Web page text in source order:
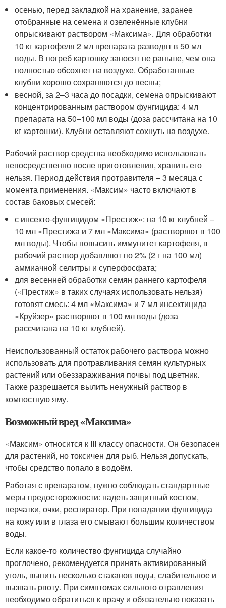
осенью, перед закладкой на хранение, заранее
отобранные на семена и озеленённые клубни
опрыскивают раствором «Максима». Для обработки
10 кг картофеля 2 мл препарата разводят в 50 мл
воды. В погреб картошку заносят не раньше, чем она
полностью обсохнет на воздухе. Обработанные
клубни хорошо сохраняются до весны;
весной, за 2–3 часа до посадки, семена опрыскивают
концентрированным раствором фунгицида: 4 мл
препарата на 50–100 мл воды (доза рассчитана на 10
кг картошки). Клубни оставляют сохнуть на воздухе.
Рабочий раствор средства необходимо использовать
непосредственно после приготовления, хранить его
нельзя. Период действия протравителя – 3 месяца с
момента применения. «Максим» часто включают в
состав баковых смесей:
с инсекто-фунгицидом «Престиж»: на 10 кг клубней –
10 мл «Престижа и 7 мл «Максима» (растворяют в 100
мл воды). Чтобы повысить иммунитет картофеля, в
рабочий раствор добавляют по 2% (2 г на 100 мл)
аммиачной селитры и суперфосфата;
для весенней обработки семян раннего картофеля
(«Престиж» в таких случаях использовать нельзя)
готовят смесь: 4 мл «Максима» и 7 мл инсектицида
«Круйзер» растворяют в 100 мл воды (доза
рассчитана на 10 кг клубней).
Неиспользованный остаток рабочего раствора можно
использовать для протравливания семян культурных
растений или обеззараживания почвы под цветник.
Также разрешается вылить ненужный раствор в
компостную яму.
Возможный вред «Максима»
«Максим» относится к III классу опасности. Он безопасен
для растений, но токсичен для рыб. Нельзя допускать,
чтобы средство попало в водоём.
Работая с препаратом, нужно соблюдать стандартные
меры предосторожности: надеть защитный костюм,
перчатки, очки, респиратор. При попадании фунгицида
на кожу или в глаза его смывают большим количеством
воды.
Если какое-то количество фунгицида случайно
проглочено, рекомендуется принять активированный
уголь, выпить несколько стаканов воды, слабительное и
вызвать рвоту. При симптомах сильного отравления
необходимо обратиться к врачу и обязательно показать